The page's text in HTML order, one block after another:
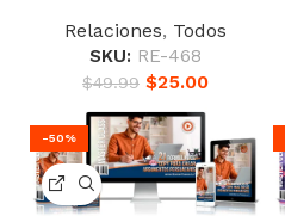
ESTABLE
Relaciones, Todos
SKU: RE-468
$49.99 $25.00
-50%